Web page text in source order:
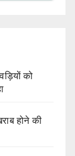
को
होने की